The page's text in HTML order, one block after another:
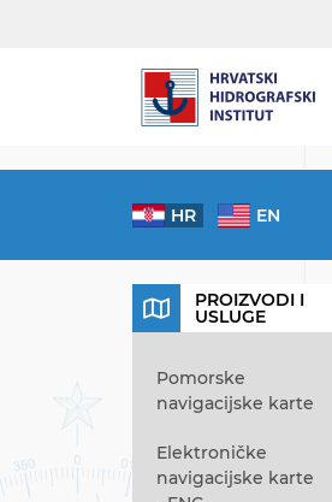
EN
HR
PROIZVODI I
USLUGE
Pomorske
navigacijske karte
Elektroničke
navigacijske karte